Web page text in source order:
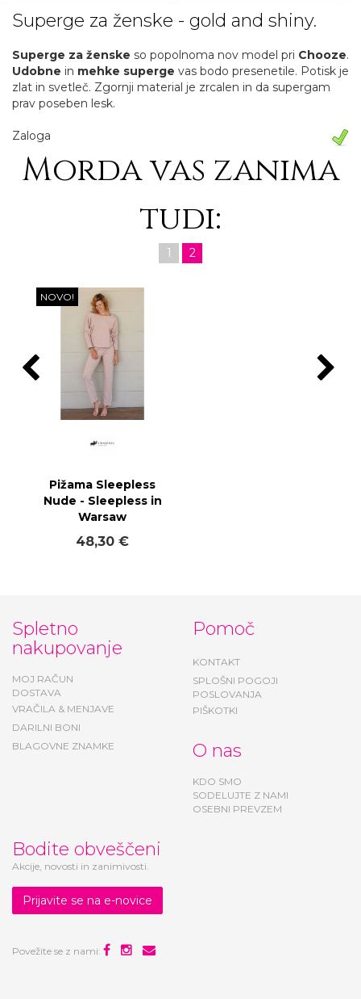
Superge za ženske - gold and shiny.
Superge za ženske so popolnoma nov model pri Chooze.
Udobne in mehke superge vas bodo presenetile. Potisk je
zlat in svetleč. Zgornji material je zrcalen in da supergam
prav poseben lesk.
Zaloga
Morda vas zanima
tudi:
1 2
NOVO!
Pižama Sleepless
Nude - Sleepless in
Warsaw
48,30 €
Spletno
nakupovanje
MOJ RAČUN
DOSTAVA
VRAČILA & MENJAVE
DARILNI BONI
BLAGOVNE ZNAMKE
Pomoč
KONTAKT
SPLOŠNI POGOJI
POSLOVANJA
PIŠKOTKI
O nas
KDO SMO
SODELUJTE Z NAMI
OSEBNI PREVZEM
Bodite obveščeni
Akcije, novosti in zanimivosti.
Prijavite se na e-novice
Povežite se z nami: